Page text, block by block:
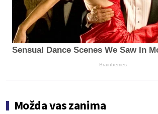
Sensual Dance Scenes We Saw In
Brainberries
Možda vas zanima